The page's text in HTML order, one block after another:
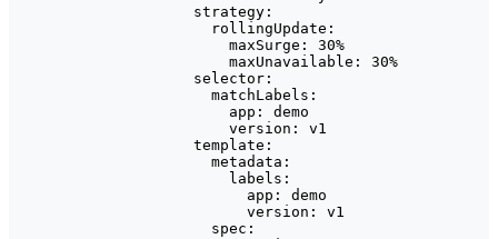
  strategy:
    rollingUpdate:
      maxSurge: 30%
      maxUnavailable: 30%
  selector:
    matchLabels:
      app: demo
      version: v1
  template:
    metadata:
      labels:
        app: demo
        version: v1
    spec: